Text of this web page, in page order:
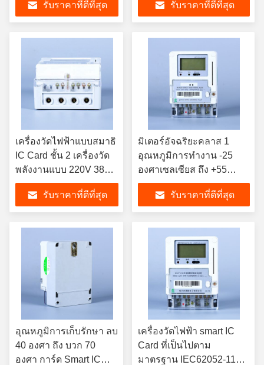
อุณหภูมิการทำงานตั้งแต่
ลบ 25 องศาเซลเซียส ถึง
บวก 55 องศาเซลเซียส
รับราคาที่ดีที่สุด
มาเพื่อการจัดการพลังงาน
ในระบบโครงข่ายไฟฟ้า
อัจฉริยะ
รับราคาที่ดีที่สุด
เครื่องวัดไฟฟ้าแบบสมาธิ
IC Card ชั้น 2 เครื่องวัด
พลังงานแบบ 220V 380V
230V พร้อมการชําระเงิน
ผ่านสมาธิ Card และ
ความแม่นยําในการวัดสูง
รับราคาที่ดีที่สุด
มิเตอร์อัจฉริยะคลาส 1
อุณหภูมิการทำงาน -25
องศาเซลเซียส ถึง +55
องศาเซลเซียส โซลูชัน
สำหรับการวัดพลังงานโครง
ข่ายอัจฉริยะ
รับราคาที่ดีที่สุด
อุณหภูมิการเก็บรักษา ลบ
40 องศา ถึง บวก 70
องศา การ์ด Smart IC
เครื่องวัดไฟฟ้า smart IC
Card ที่เป็นไปตาม
มาตรฐาน IEC62052-11